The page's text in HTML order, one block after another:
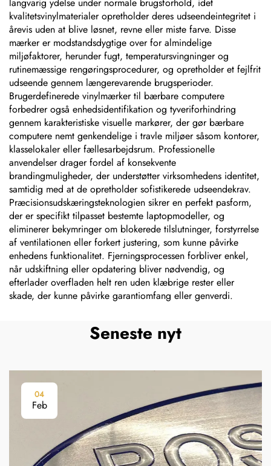
kvalitetsvinylmaterialer opretholder deres udseendeintegritet i
årevis uden at blive løsnet, revne eller miste farve. Disse
mærker er modstandsdygtige over for almindelige
miljøfaktorer, herunder fugt, temperatursvingninger og
rutinemæssige rengøringsprocedurer, og opretholder et fejlfrit
udseende gennem længerevarende brugsperioder.
Brugerdefinerede vinylmærker til bærbare computere
forbedrer også enhedsidentifikation og tyveriforhindring
gennem karakteristiske visuelle markører, der gør bærbare
computere nemt genkendelige i travle miljøer såsom kontorer,
klasselokaler eller fællesarbejdsrum. Professionelle
anvendelser drager fordel af konsekvente
brandingmuligheder, der understøtter virksomhedens identitet,
samtidig med at de opretholder sofistikerede udseendekrav.
Præcisionsudskæringsteknologien sikrer en perfekt pasform,
der er specifikt tilpasset bestemte laptopmodeller, og
eliminerer bekymringer om blokerede tilslutninger, forstyrrelse
af ventilationen eller forkert justering, som kunne påvirke
enhedens funktionalitet. Fjerningsprocessen forbliver enkel,
når udskiftning eller opdatering bliver nødvendig, og
efterlader overfladen helt ren uden klæbrige rester eller
skade, der kunne påvirke garantiomfang eller genverdi.
Seneste nyt
04
Feb